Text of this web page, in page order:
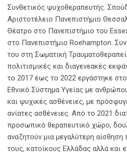
Συνθετικός ψυχοθεραπευτής.
Αριστοτέλειο Πανεπιστήμιο
Θέατρο στο Πανεπιστήμιο του
στο Πανεπιστήμιο Roehampton.
του στη Σωματική
πολιτισμικές και διαγενεακές
το 2017 έως το 2022 εργάστηκε
Εθνικό Σύστημα Υγείας με
και ψυχικές ασθένειες, με
ανίατες ασθένειες. Από το 2021
προσωπικό θεραπευτικό χώρο,
αναζητούν μια μεγαλύτερη
τους, κατοίκους Ελλάδας αλλά και